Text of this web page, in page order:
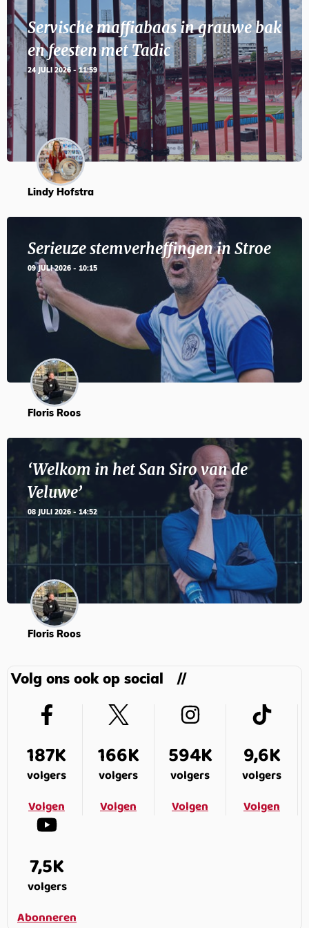
Servische maffiabaas in grauwe bak
en feesten met Tadic
24 JULI 2026 - 11:59
Lindy Hofstra
Serieuze stemverheffingen in Stroe
09 JULI 2026 - 10:15
Floris Roos
‘Welkom in het San Siro van de
Veluwe’
08 JULI 2026 - 14:52
Floris Roos
Volg ons ook op social
187K
volgers
Volgen
166K
volgers
Volgen
594K
volgers
Volgen
9,6K
volgers
Volgen
7,5K
volgers
Abonneren